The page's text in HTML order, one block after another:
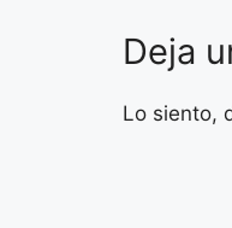
Deja
Lo siento,